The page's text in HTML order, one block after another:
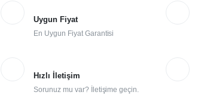
Uygun Fiyat
En Uygun Fiyat Garantisi
Hızlı İletişim
Sorunuz mu var? İletişime geçin.